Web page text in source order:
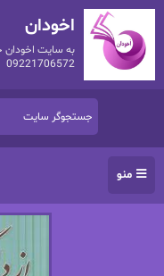
اخودان
به سایت اخودان
09221706572
منو